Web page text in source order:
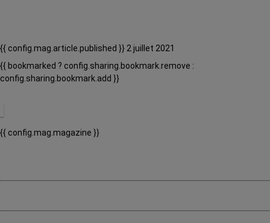
{{ config.mag.article.published }} 2 juillet 2021
{{ bookmarked ? config.sharing.bookmark.remove :
config.sharing.bookmark.add }}
{{ config.mag.magazine }}